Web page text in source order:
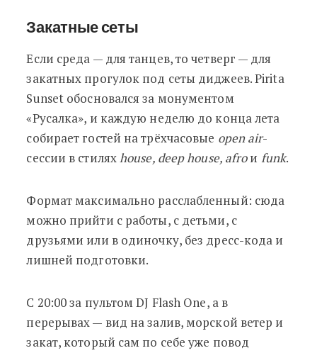
Закатные сеты
Если среда — для танцев, то четверг — для
закатных прогулок под сеты диджеев. Pirita
Sunset обосновался за монументом
«Русалка», и каждую неделю до конца лета
собирает гостей на трёхчасовые open air-
сессии в стиляхhouse, deep house, afroи funk.
Формат максимально расслабленный: сюда
можно прийти с работы, с детьми, с
друзьями или в одиночку, без дресс-кода и
лишней подготовки.
С 20:00 за пультом DJ Flash One, а в
перерывах — вид на залив, морской ветер и
закат, который сам по себе уже повод